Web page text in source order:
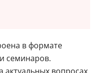
в формате
семинаров.